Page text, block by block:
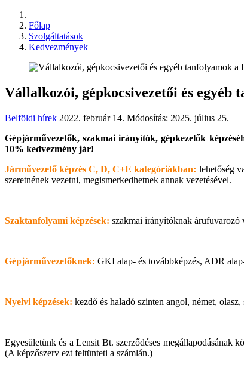
Főlap
Szolgáltatások
Kedvezmények
Vállalkozói, gépkocsivezetői és egyéb
Belföldi hírek 2022. február 14. Módosítás: 2025. július 25.
Gépjárművezetők, szakmai irányítók, gépkezelők
10% kedvezmény jár!
Járművezető képzés C, D, C+E kategóriákban: lehetőség
szeretnének vezetni, megismerkedhetnek annak vezetésével.
Szaktanfolyami képzések: szakmai irányítóknak árufuvarozó
Gépjárművezetőknek: GKI alap- és továbbképzés, ADR
Nyelvi képzések: kezdő és haladó szinten angol, német,
Egyesületünk és a Lensit Bt. szerződéses megállapodásának
(A képzőszerv ezt feltünteti a számlán.)